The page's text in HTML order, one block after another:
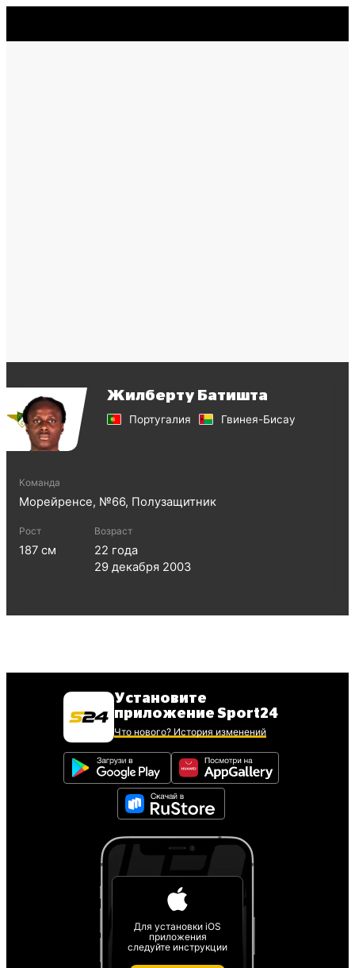
Жилберту Батишта
Португалия Гвинея-Бисау
Команда
Морейренсе, №66, Полузащитник
Рост
187 см
Возраст
22 года
29 декабря 2003
Установите
приложение Sport24
Что нового? История изменений
Для установки iOS
приложения
следуйте инструкции